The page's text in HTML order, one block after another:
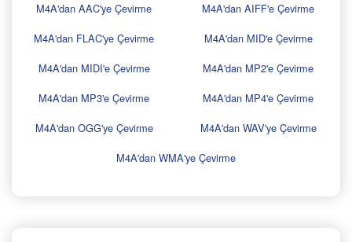
M4A'dan AAC'ye Çevirme
M4A'dan AIFF'e Çevirme
M4A'dan FLAC'ye Çevirme
M4A'dan MID'e Çevirme
M4A'dan MIDI'e Çevirme
M4A'dan MP2'e Çevirme
M4A'dan MP3'e Çevirme
M4A'dan MP4'e Çevirme
M4A'dan OGG'ye Çevirme
M4A'dan WAV'ye Çevirme
M4A'dan WMA'ye Çevirme